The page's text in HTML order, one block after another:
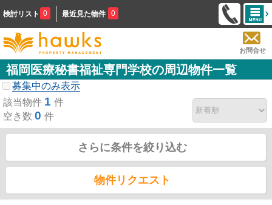
検討リスト 0 最近見た物件 0
お問合せ
福岡医療秘書福祉専門学校の周辺物件一覧
募集中のみ表示
該当物件 1 件
空き数 0 件
さらに条件を絞り込む
物件リクエスト